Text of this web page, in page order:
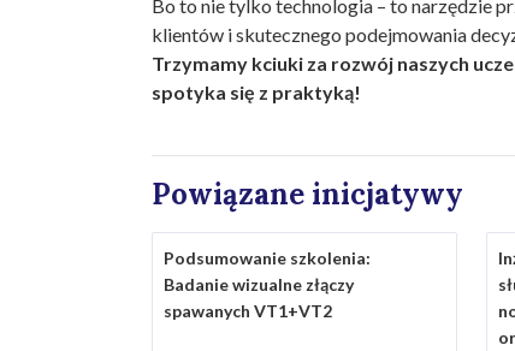
Bo to nie tylko technologia – to narzędzie
klientów i skutecznego podejmowania
Trzymamy kciuki za rozwój naszych
spotyka się z praktyką!
Powiązane inicjatywy
Podsumowanie szkolenia:
Badanie wizualne złączy
spawanych VT1+VT2